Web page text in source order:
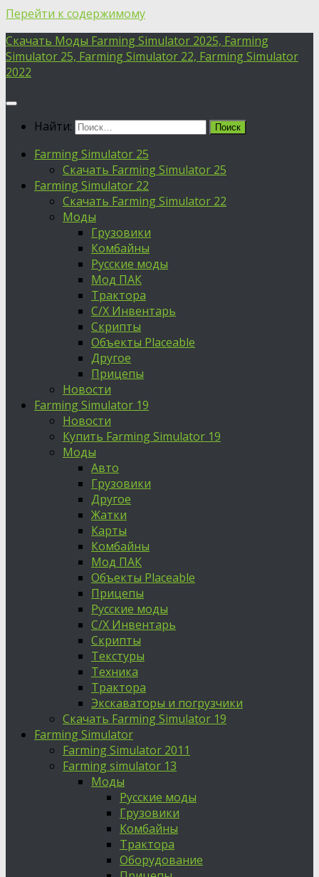
Перейти к содержимому
Скачать Моды Farming Simulator 2025, Farming
Simulator 25, Farming Simulator 22, Farming Simulator
2022
Найти:
Farming Simulator 25
Скачать Farming Simulator 25
Farming Simulator 22
Скачать Farming Simulator 22
Моды
Грузовики
Комбайны
Русские моды
Мод ПАК
Трактора
С/Х Инвентарь
Скрипты
Объекты Placeable
Другое
Прицепы
Новости
Farming Simulator 19
Новости
Купить Farming Simulator 19
Моды
Авто
Грузовики
Другое
Жатки
Карты
Комбайны
Мод ПАК
Объекты Placeable
Прицепы
Русские моды
С/Х Инвентарь
Скрипты
Текстуры
Техника
Трактора
Экскаваторы и погрузчики
Скачать Farming Simulator 19
Farming Simulator
Farming Simulator 2011
Farming simulator 13
Моды
Русские моды
Грузовики
Комбайны
Трактора
Оборудование